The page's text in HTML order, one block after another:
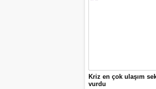
Kriz en çok ulaşım
vurdu